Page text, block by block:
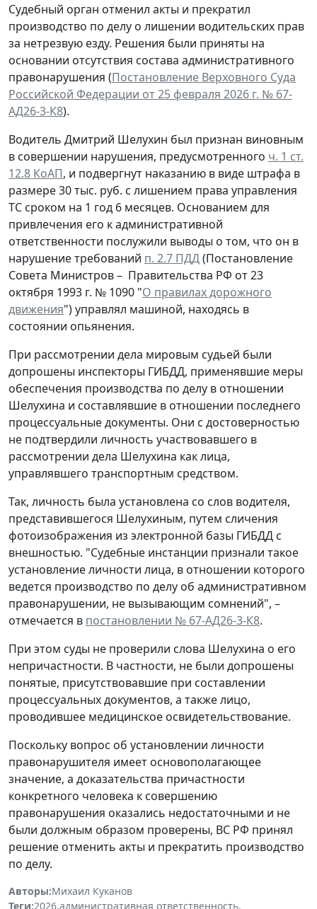
Судебный орган отменил акты и прекратил
производство по делу о лишении водительских прав
за нетрезвую езду. Решения были приняты на
основании отсутствия состава административного
правонарушения (Постановление Верховного Суда
Российской Федерации от 25 февраля 2026 г. № 67-
АД26-3-К8).
Водитель Дмитрий Шелухин был признан виновным
в совершении нарушения, предусмотренного ч. 1 ст.
12.8 КоАП, и подвергнут наказанию в виде штрафа в
размере 30 тыс. руб. с лишением права управления
ТС сроком на 1 год 6 месяцев. Основанием для
привлечения его к административной
ответственности послужили выводы о том, что он в
нарушение требований п. 2.7 ПДД(Постановление
Совета Министров – Правительства РФ от 23
октября 1993 г. № 1090 "О правилах дорожного
движения") управлял машиной, находясь в
состоянии опьянения.
При рассмотрении дела мировым судьей были
допрошены инспекторы ГИБДД, применявшие меры
обеспечения производства по делу в отношении
Шелухина и составлявшие в отношении последнего
процессуальные документы. Они с достоверностью
не подтвердили личность участвовавшего в
рассмотрении дела Шелухина как лица,
управлявшего транспортным средством.
Так, личность была установлена со слов водителя,
представившегося Шелухиным, путем сличения
фотоизображения из электронной базы ГИБДД с
внешностью. "Судебные инстанции признали такое
установление личности лица, в отношении которого
ведется производство по делу об административном
правонарушении, не вызывающим сомнений", –
отмечается в постановлении № 67-АД26-3-К8.
При этом суды не проверили слова Шелухина о его
непричастности. В частности, не были допрошены
понятые, присутствовавшие при составлении
процессуальных документов, а также лицо,
проводившее медицинское освидетельствование.
Поскольку вопрос об установлении личности
правонарушителя имеет основополагающее
значение, а доказательства причастности
конкретного человека к совершению
правонарушения оказались недостаточными и не
были должным образом проверены, ВС РФ принял
решение отменить акты и прекратить производство
по делу.
Авторы:Михаил Куканов
Теги:2026,административная ответственность,